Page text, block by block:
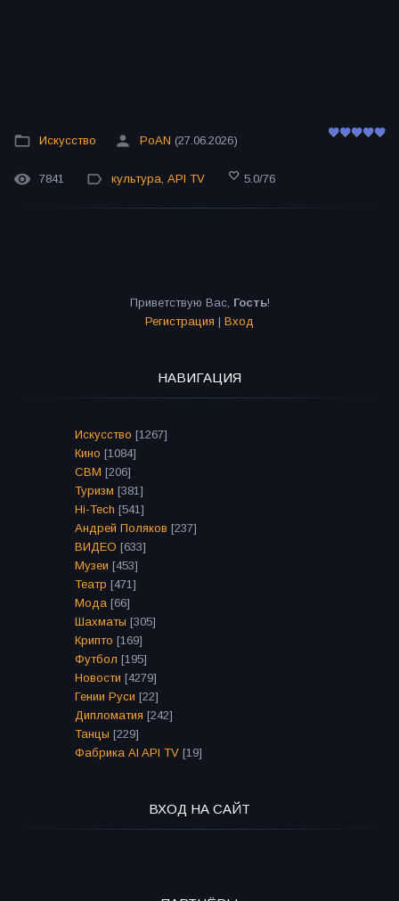
Искусство PoAN (27.06.2026)
7841 культура, API TV 5.0/76
Приветствую Вас, Гость!
Регистрация | Вход
НАВИГАЦИЯ
Искусство [1267]
Кино [1084]
СВМ [206]
Туризм [381]
Hi-Tech [541]
Андрей Поляков [237]
ВИДЕО [633]
Музеи [453]
Театр [471]
Мода [66]
Шахматы [305]
Крипто [169]
Футбол [195]
Новости [4279]
Гении Руси [22]
Дипломатия [242]
Танцы [229]
Фабрика AI API TV [19]
ВХОД НА САЙТ